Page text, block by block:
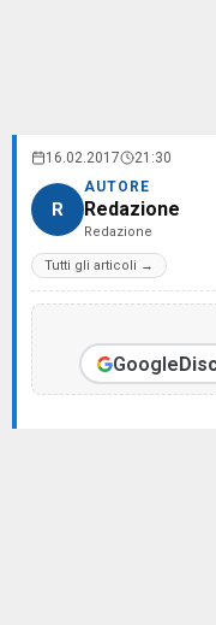
16.02.2017 21:30
R
AUTORE
Redazione
Redazione
Tutti gli articoli →
Google